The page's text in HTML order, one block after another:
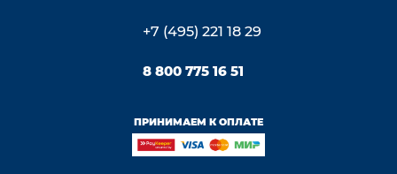
+7 (495) 221 18 29
8 800 775 16 51
ПРИНИМАЕМ К ОПЛАТЕ